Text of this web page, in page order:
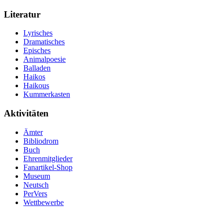
Literatur
Lyrisches
Dramatisches
Episches
Animalpoesie
Balladen
Haikos
Haikous
Kummerkasten
Aktivitäten
Ämter
Bibliodrom
Buch
Ehrenmitglieder
Fanartikel-Shop
Museum
Neutsch
PerVers
Wettbewerbe